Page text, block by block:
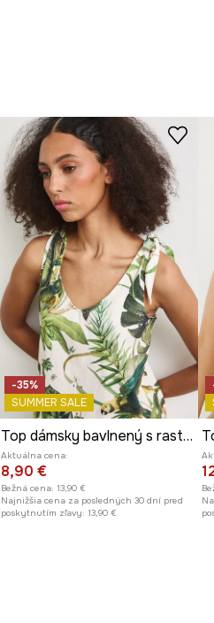
predlžuje krk a dodáva outfitu
dodáva ľahkosť a subtílne spestruje
je univerzálny a ľahko sa
-35%
SUMMER SALE
Top dámsky bavlnený s rastlinným motívom
Aktuálna cena:
8,90 €
Bežná cena: 13,90 €
Najnižšia cena za posledných 30 dní pred
poskytnutím zľavy: 13,90 €